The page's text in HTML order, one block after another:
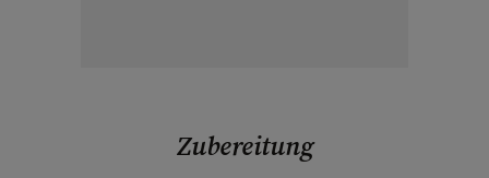
Zubereitung